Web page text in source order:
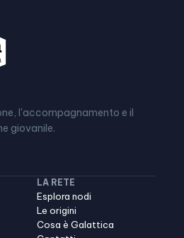
l'accompagnamento e il
giovanile.
LA RETE
Esplora nodi
Le origini
Cosa è Galattica